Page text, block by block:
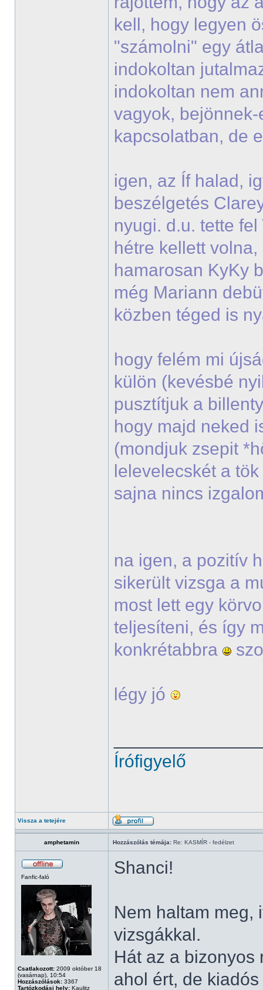
kell, hogy legyen
"számolni" egy
indokoltan
indokoltan nem
vagyok,
kapcsolatban, de
igen, az Íf halad,
beszélgetés
nyugi. d.u. tette
hétre kellett
hamarosan KyKy
még Mariann
közben téged is
hogy felém mi
külön (kevésbé
pusztítjuk a
hogy majd neked
(mondjuk zsepit
lelevelecskét a
sajna nincs
na igen, a pozitív
sikerült vizsga a
most lett egy
teljesíteni, és így
konkrétabbra
légy jó
Írófigyelő
Vissza a tetejére
amphetamin Hozzászólás témája: Re: KASMÍR - fedélzet
Fanfic-faló
Csatlakozott: 2009 október 18
(vasárnap), 10:54
Hozzászólások: 3367
Tartózkodási hely: Kaulitz
Shanci!
Nem haltam meg,
vizsgákkal.
Hát az a bizonyos
ahol ért, de